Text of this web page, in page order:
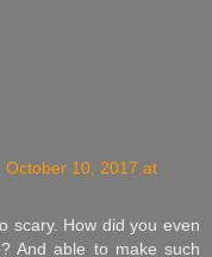
October 10, 2017 at
scary. How did you even
And able to make such